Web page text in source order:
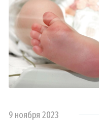
9 ноября 2023